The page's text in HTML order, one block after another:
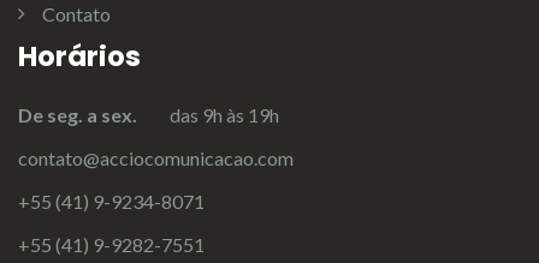
Contato
Horários
De seg. a sex. das 9h às 19h
contato@acciocomunicacao.com
+55 (41) 9-9234-8071
+55 (41) 9-9282-7551